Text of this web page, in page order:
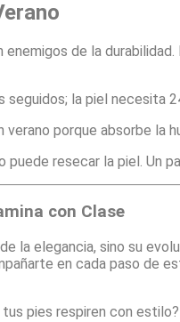
de la
seguidos; la piel necesita
verano porque absorbe la
puede resecar la piel. Un
con Clase
la elegancia, sino su
en cada paso de
pies respiren con